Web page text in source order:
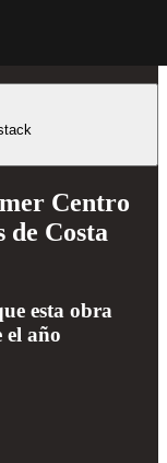
Centro
de Costa
esta obra
el año